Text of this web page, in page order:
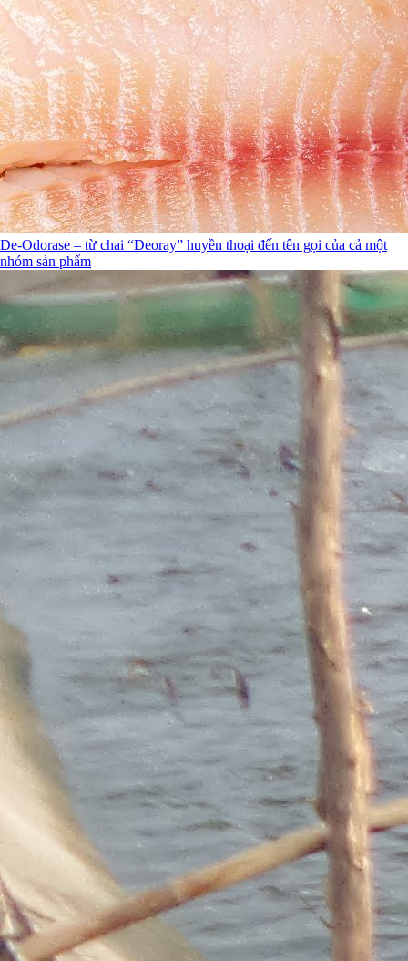
De-Odorase – từ chai “Deoray” huyền thoại đến tên gọi của cả một
nhóm sản phẩm